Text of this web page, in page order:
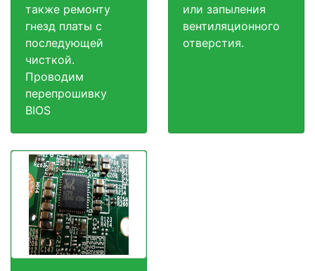
также ремонту
гнезд платы с
последующей
чисткой.
Проводим
перепрошивку
BIOS
или запыления
вентиляционного
отверстия.